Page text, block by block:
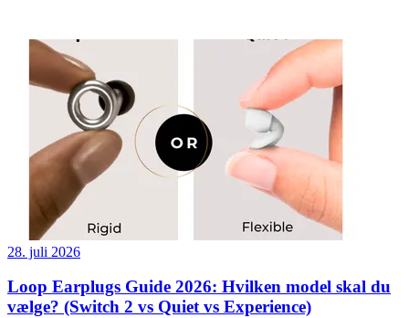
28. juli 2026
Loop Earplugs Guide 2026: Hvilken model skal du
vælge? (Switch 2 vs Quiet vs Experience)